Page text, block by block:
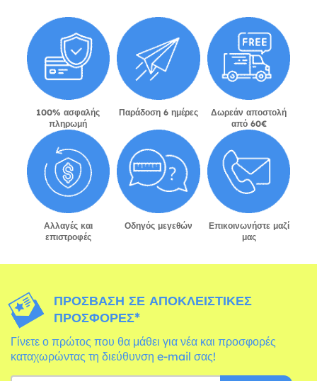
100% ασφαλής
πληρωμή
Παράδοση 6 ημέρες
Δωρεάν αποστολή
από 60€
Αλλαγές και
επιστροφές
Οδηγός μεγεθών
Επικοινωνήστε μαζί
μας
ΠΡΌΣΒΑΣΗ ΣΕ ΑΠΟΚΛΕΙΣΤΙΚΈΣ
ΠΡΟΣΦΟΡΈΣ*
Γίνετε ο πρώτος που θα μάθει για νέα και προσφορές
καταχωρώντας τη διεύθυνση e-mail σας!